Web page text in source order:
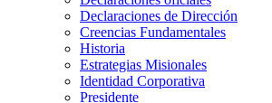
Declaraciones de Dirección
Creencias Fundamentales
Historia
Estrategias Misionales
Identidad Corporativa
Presidente